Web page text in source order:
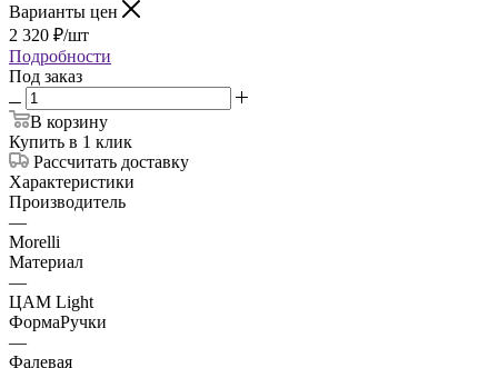
Варианты цен
2 320 ₽/шт
Подробности
Под заказ
В корзину
Купить в 1 клик
Рассчитать доставку
Характеристики
Производитель
—
Morelli
Материал
—
ЦАМ Light
ФормаРучки
—
Фалевая